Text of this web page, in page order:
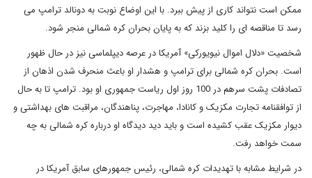
ممکن است نتواند کاری از پیش ببرد. با این اوضاع نوبت به دونالد ترامپ می
رسد تا مناقصه ای را کلید بزند که به پایان بحران کره شمالی منجر شود.
شخصیت «دلال اموال نیویورکی» آمریکا در عرصه دیپلماسی نیز در حال ظهور
است. بحران کره شمالی برای ترامپ و هشدار او باعث منحرف شدن اذهان از
تصادفات پشت سرهم در 100 روز اول ریاست جمهوری او بود. ترامپ تا به حال
از توافقنامه تجارت مکزیک و کانادا، مهاجرت، پناهندگان، مراقبت های بهداشتی و
دیوار مکزیک عقب کشیده است و باید دید دیدگاه او درباره کره شمالی به چه
سمت خواهد رفت.
در شرایط مشابه با تهدیدات کره شمالی، رئیس جمهورهای سابق آمریکا در